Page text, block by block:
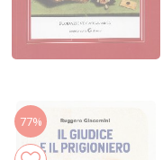
77%